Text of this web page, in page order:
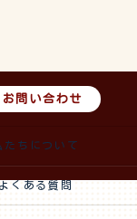
お問い合わせ
たちについて
よくある質問